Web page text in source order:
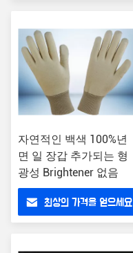
자연적인 백색 100%년
면 일 장갑 추가되는 형
광성 Brightener 없음
최상의 가격을 얻으세요